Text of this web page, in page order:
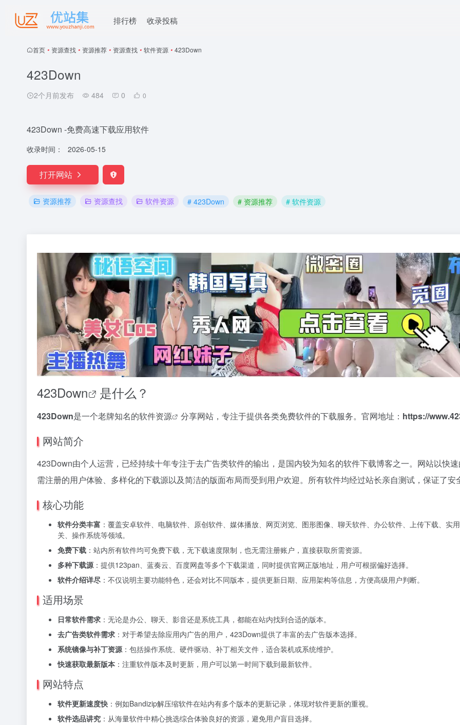
排行榜 收录投稿
首页 • 资源查找 • 资源推荐 • 资源查找 • 软件资源 • 423Down
423Down
2个月前发布 484 0 0
423Down -免费高速下载应用软件
收录时间： 2026-05-15
打开网站
资源推荐 资源查找 软件资源 # 423Down # 资源推荐 # 软件资源
423Down 是什么？
423Down是一个老牌知名的软件资源 分享网站，专注于提供各类免费软件的下载服务。官网地址： https://
网站简介
423Down由个人运营，已经持续十年专注于去广告类软件的输出，是国内较为知名的软件下载博客之一。网站以快
需注册的用户体验、多样化的下载源以及简洁的版面布局而受到用户欢迎。所有软件均经过站长亲自测试，保证了安
核心功能
软件分类丰富 ：覆盖安卓软件、电脑软件、原创软件、媒体播放、网页浏览、图形图像、聊天软件、办公软件、上传下载、
关、操作系统等领域。
免费下载 ：站内所有软件均可免费下载，无下载速度限制，也无需注册账户，直接获取所需资源。
多种下载源 ：提供123pan、蓝奏云、百度网盘等多个下载渠道，同时提供官网正版地址，用户可根据偏好选择。
软件介绍详尽 ：不仅说明主要功能特色，还会对比不同版本，提供更新日期、应用架构等信息，方便高级用户判断。
适用场景
日常软件需求 ：无论是办公、聊天、影音还是系统工具，都能在站内找到合适的版本。
去广告类软件需求 ：对于希望去除应用内广告的用户，423Down提供了丰富的去广告版本选择。
系统镜像与补丁资源 ：包括操作系统、硬件驱动、补丁相关文件，适合装机或系统维护。
快速获取最新版本 ：注重软件版本及时更新，用户可以第一时间下载到最新软件。
网站特点
软件更新速度快 ：例如Bandizip解压缩软件在站内有多个版本的更新记录，体现对软件更新的重视。
软件选品讲究 ：从海量软件中精心挑选综合体验良好的资源，避免用户盲目选择。